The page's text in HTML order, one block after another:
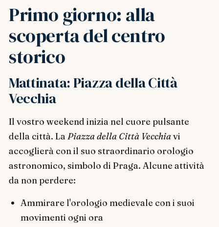
Primo giorno: alla
scoperta del centro
storico
Mattinata: Piazza della Città
Vecchia
Il vostro weekend inizia nel cuore pulsante
della città. La Piazza della Città Vecchia vi
accoglierà con il suo straordinario orologio
astronomico, simbolo di Praga. Alcune attività
da non perdere:
Ammirare l'orologio medievale con i suoi
movimenti ogni ora